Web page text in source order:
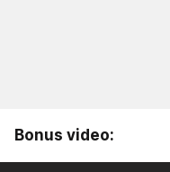
Bonus video: